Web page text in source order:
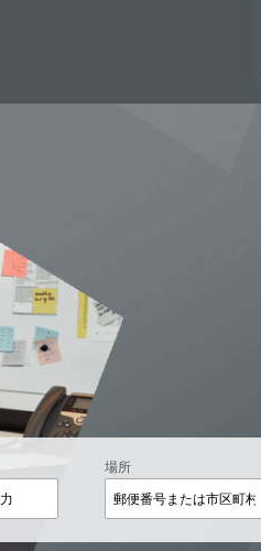
データーマネージャー
プロジェクトリーダー
レギュラトリーコンサルタント
SASプログラマー
場所